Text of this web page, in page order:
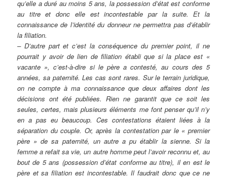
qu’elle a duré au moins 5 ans, la possession d’état est conforme
au titre et donc elle est incontestable par la suite. Et la
connaissance de l’identité du donneur ne permettra pas d’établir
la filiation.
– D’autre part et c’est la conséquence du premier point, il ne
pourrait y avoir de lien de filiation établi que si la place est «
vacante », c’est-à-dire si le père a contesté, au cours des 5
années, sa paternité. Les cas sont rares. Sur le terrain juridique,
on ne compte à ma connaissance que deux affaires dont les
décisions ont été publiées. Rien ne garantit que ce soit les
seules, certes, mais plusieurs éléments me font penser qu’il n’y
en a pas eu beaucoup. Ces contestations étaient liées à la
séparation du couple. Or, après la contestation par le « premier
père » de sa paternité, un autre a pu établir la sienne. Si la
femme a refait sa vie, un autre homme peut l’avoir reconnu et, au
bout de 5 ans (possession d’état conforme au titre), il en est le
père et sa filiation est incontestable. Il faudrait donc que ce ne